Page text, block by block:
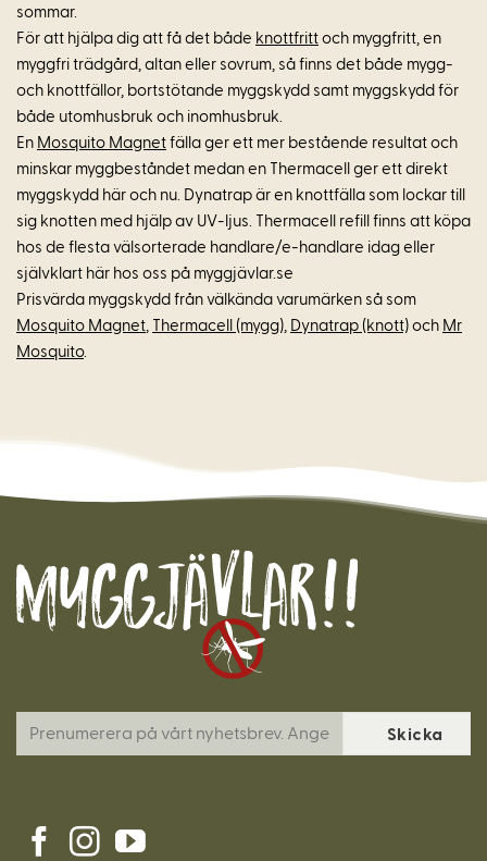
sommar.
För att hjälpa dig att få det både knottfritt och myggfritt, en
myggfri trädgård, altan eller sovrum, så finns det både mygg-
och knottfällor, bortstötande myggskydd samt myggskydd för
både utomhusbruk och inomhusbruk.
En Mosquito Magnet fälla ger ett mer bestående resultat och
minskar myggbeståndet medan en Thermacell ger ett direkt
myggskydd här och nu. Dynatrap är en knottfälla som lockar till
sig knotten med hjälp av UV-ljus. Thermacell refill finns att köpa
hos de flesta välsorterade handlare/e-handlare idag eller
självklart här hos oss på myggjävlar.se
Prisvärda myggskydd från välkända varumärken så som
Mosquito Magnet Thermacell (mygg) Dynatrap (knott) och Mr
Mosquito.